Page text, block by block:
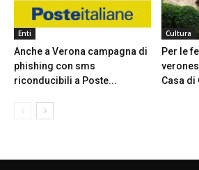
Enti
Anche a Verona campagna di
phishing con sms
riconducibili a Poste...
Cultura
Per le
Casa di